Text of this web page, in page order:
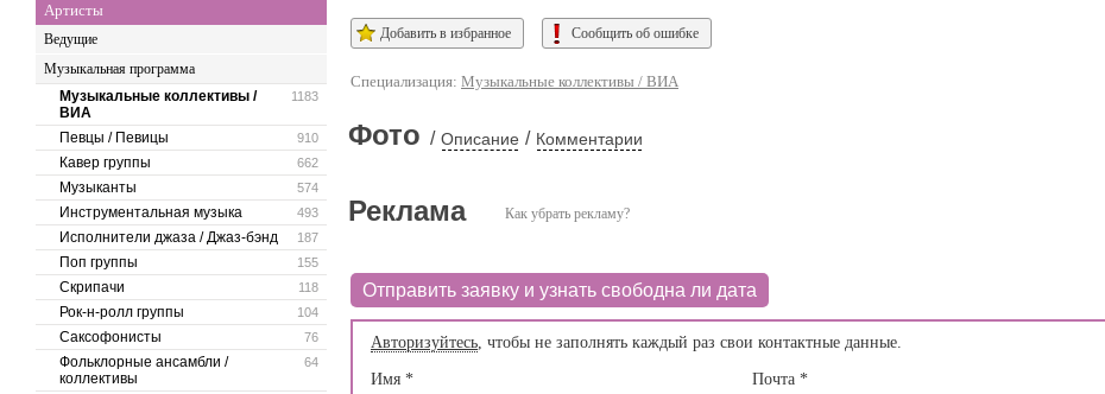
Артисты
Ведущие
Музыкальная программа
1183
Музыкальные коллективы /
ВИА
910
Певцы / Певицы
662
Кавер группы
574
Музыканты
493
Инструментальная музыка
187
Исполнители джаза / Джаз-бэнд
155
Поп группы
118
Скрипачи
104
Рок-н-ролл группы
76
Саксофонисты
64
Фольклорные ансамбли /
коллективы
Добавить в избранное Сообщить об ошибке
Специализация: Музыкальные коллективы / ВИА
Фото / Описание / Комментарии
Как убрать рекламу?
Реклама
Отправить заявку и узнать свободна ли дата
Авторизуйтесь, чтобы не заполнять каждый раз свои контактные данные.
Имя * Почта*